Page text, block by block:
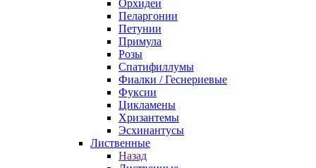
Орхидеи
Пеларгонии
Петунии
Примула
Розы
Спатифиллумы
Фиалки / Геснериевые
Фуксии
Цикламены
Хризантемы
Эсхинантусы
Лиственные
Назад